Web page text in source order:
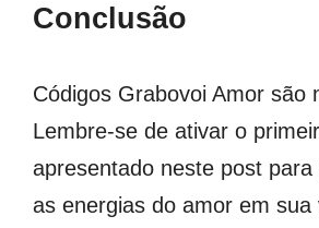
Conclusão
Códigos Grabovoi Amor são
Lembre-se de ativar o
apresentado neste post
as energias do amor em sua